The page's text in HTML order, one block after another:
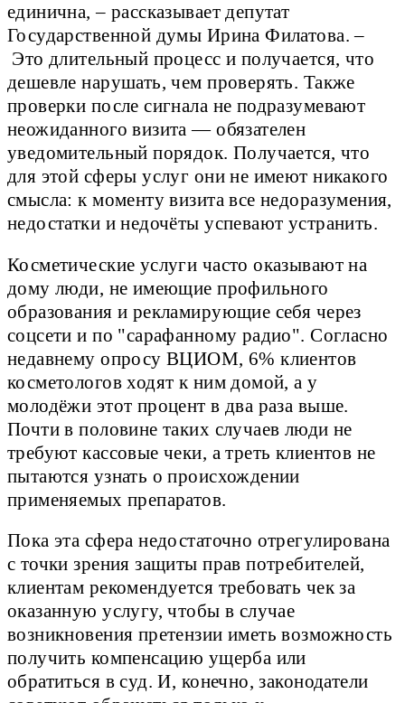
единична, – рассказывает депутат
Государственной думы Ирина Филатова. –
Это длительный процесс и получается, что
дешевле нарушать, чем проверять. Также
проверки после сигнала не подразумевают
неожиданного визита — обязателен
уведомительный порядок. Получается, что
для этой сферы услуг они не имеют никакого
смысла: к моменту визита все недоразумения,
недостатки и недочёты успевают устранить.
Косметические услуги часто оказывают на
дому люди, не имеющие профильного
образования и рекламирующие себя через
соцсети и по "сарафанному радио". Согласно
недавнему опросу ВЦИОМ, 6% клиентов
косметологов ходят к ним домой, а у
молодёжи этот процент в два раза выше.
Почти в половине таких случаев люди не
требуют кассовые чеки, а треть клиентов не
пытаются узнать о происхождении
применяемых препаратов.
Пока эта сфера недостаточно отрегулирована
с точки зрения защиты прав потребителей,
клиентам рекомендуется требовать чек за
оказанную услугу, чтобы в случае
возникновения претензии иметь возможность
получить компенсацию ущерба или
обратиться в суд. И, конечно, законодатели